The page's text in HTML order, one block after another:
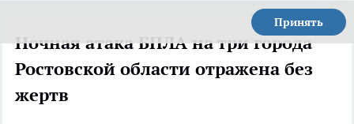
Принять
Ночная атака БПЛА на три города
Ростовской области отражена без
жертв